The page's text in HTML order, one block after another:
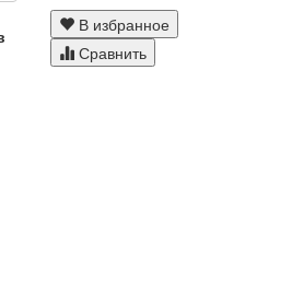
В избранное
Сравнить